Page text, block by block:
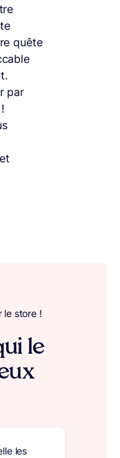
quête
par
et
le store !
le
les